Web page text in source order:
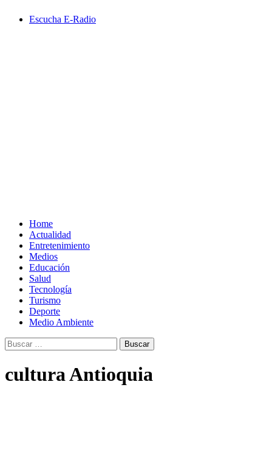
Escucha E-Radio
Home
Actualidad
Entretenimiento
Medios
Educación
Salud
Tecnología
Turismo
Deporte
Medio Ambiente
Buscar:
cultura Antioquia